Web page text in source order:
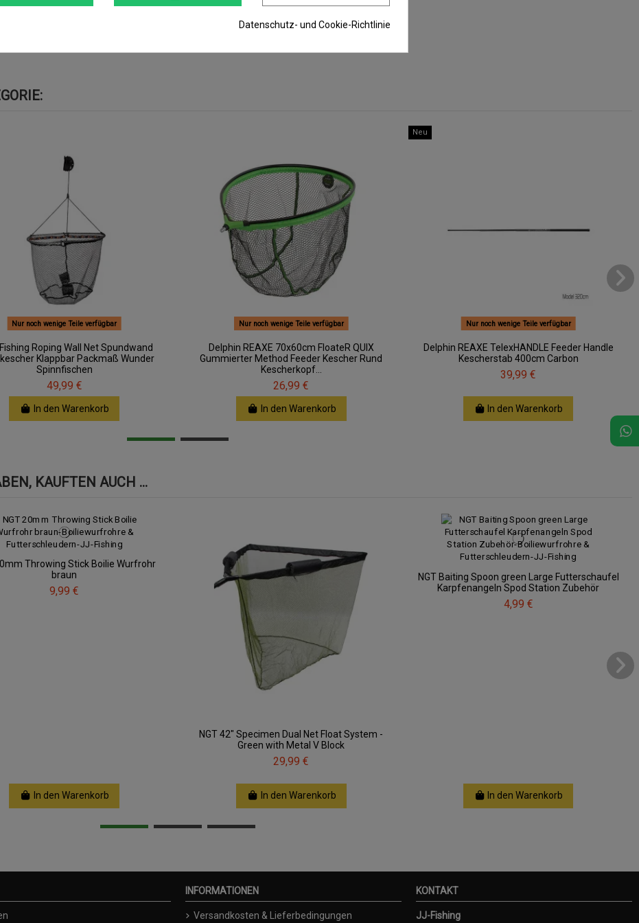
Nur noch wenige Teile verfügbar
Roping Wall Net Spundwand
Klappbar Packmaß Wunder
Spinnfischen
49,99 €
In den Warenkorb
Nur noch wenige Teile verfügbar
Delphin REAXE 70x60cm FloateR QUIX
Gummierter Method Feeder Kescher Rund
Kescherkopf...
26,99 €
In den Warenkorb
Neu
Nur noch wenige Teile verfügbar
Delphin REAXE TelexHANDLE Feeder Handle
Kescherstab 400cm Carbon
39,99 €
In den Warenkorb
KAUFTEN AUCH ...
Throwing Stick Boilie Wurfrohr
braun
9,99 €
In den Warenkorb
NGT 42" Specimen Dual Net Float System -
Green with Metal V Block
29,99 €
In den Warenkorb
NGT Baiting Spoon green Large Futterschaufel
Karpfenangeln Spod Station Zubehör
4,99 €
In den Warenkorb
INFORMATIONEN
Versandkosten & Lieferbedingungen
KONTAKT
JJ-Fishing
Datenschutz- und Cookie-Richtlinie